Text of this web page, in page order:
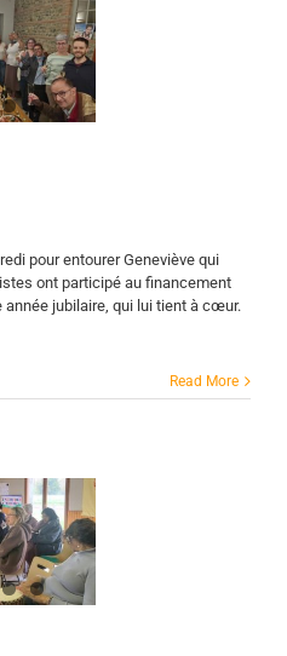
pour entourer Geneviève qui
ont participé au financement
année jubilaire, qui lui tient à cœur.
Read More